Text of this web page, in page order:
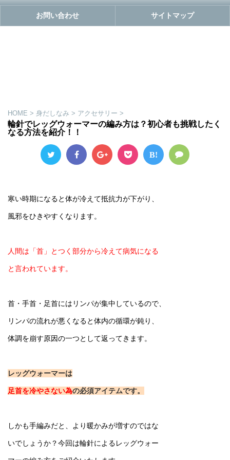
お問い合わせ サイトマップ
HOME > 身だしなみ > アクセサリー >
輪針でレッグウォーマーの編み方は？初心者も挑戦したく
なる方法を紹介！！
B!
寒い時期になると体が冷えて抵抗力が下がり、
風邪をひきやすくなります。
人間は「首」とつく部分から冷えて病気になる
と言われています。
首・手首・足首にはリンパが集中しているので、
リンパの流れが悪くなると体内の循環が鈍り、
体調を崩す原因の一つとして返ってきます。
レッグウォーマーは
足首を冷やさない為の必須アイテムです。
しかも手編みだと、より暖かみが増すのではな
いでしょうか？今回は輪針によるレッグウォー